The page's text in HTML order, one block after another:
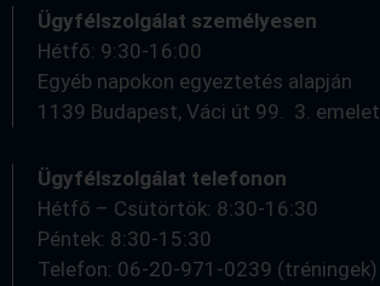
Ügyfélszolgálat személyesen
Hétfő: 9:30-16:00
Egyéb napokon egyeztetés alapján
1139 Budapest, Váci út 99. 3. emelet
Ügyfélszolgálat telefonon
Hétfő – Csütörtök: 8:30-16:30
Péntek: 8:30-15:30
Telefon: 06-20-971-0239 (tréningek)